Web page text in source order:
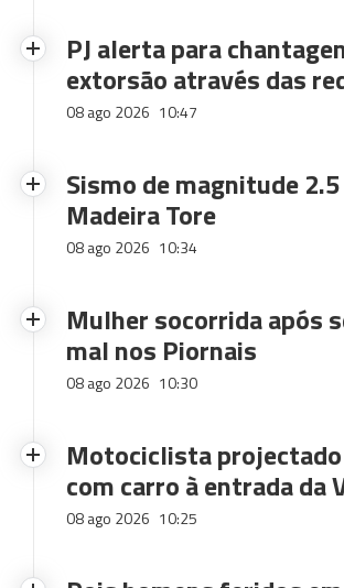
PJ alerta para
extorsão através das
08 ago 2026 10:47
Sismo de magnitude
Madeira Tore
08 ago 2026 10:34
Mulher socorrida após
mal nos Piornais
08 ago 2026 10:30
Motociclista
com carro à entrada da
08 ago 2026 10:25